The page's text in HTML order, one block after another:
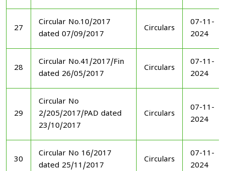
27
Circular No.10/2017
dated 07/09/2017
Circulars
07-11-
2024
28
Circular No.41/2017/Fin
dated 26/05/2017
Circulars
07-11-
2024
29
Circular No
2/205/2017/PAD dated
23/10/2017
Circulars
07-11-
2024
30
Circular No 16/2017
dated 25/11/2017
Circulars
07-11-
2024